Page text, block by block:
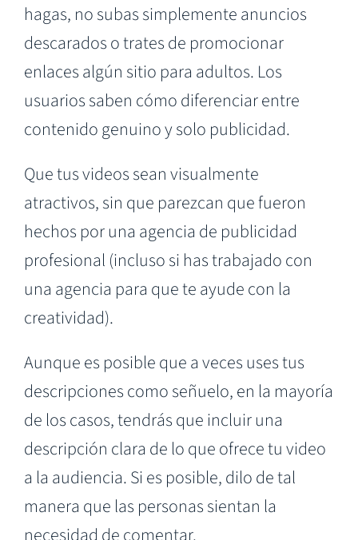
hagas, no subas simplemente anuncios
descarados o trates de promocionar
enlaces algún sitio para adultos. Los
usuarios saben cómo diferenciar entre
contenido genuino y solo publicidad.
Que tus videos sean visualmente
atractivos, sin que parezcan que fueron
hechos por una agencia de publicidad
profesional (incluso si has trabajado con
una agencia para que te ayude con la
creatividad).
Aunque es posible que a veces uses tus
descripciones como señuelo, en la mayoría
de los casos, tendrás que incluir una
descripción clara de lo que ofrece tu video
a la audiencia. Si es posible, dilo de tal
manera que las personas sientan la